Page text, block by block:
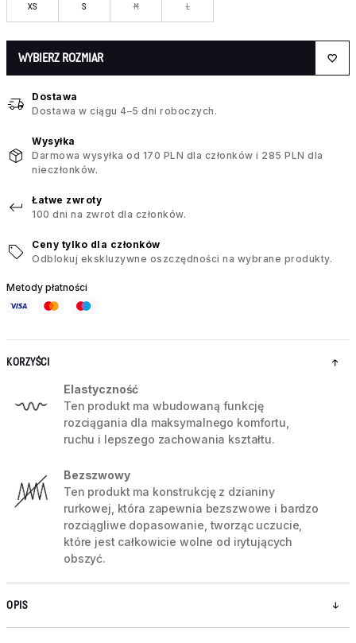
XS S M L
WYBIERZ ROZMIAR
Dostawa
Dostawa w ciągu 4–5 dni roboczych.
Wysyłka
Darmowa wysyłka od 170 PLN dla członków i 285 PLN dla
nieczłonków.
Łatwe zwroty
100 dni na zwrot dla członków.
Ceny tylko dla członków
Odblokuj ekskluzywne oszczędności na wybrane produkty.
Metody płatności
KORZYŚCI
Elastyczność
Ten produkt ma wbudowaną funkcję
rozciągania dla maksymalnego komfortu,
ruchu i lepszego zachowania kształtu.
Bezszwowy
Ten produkt ma konstrukcję z dzianiny
rurkowej, która zapewnia bezszwowe i bardzo
rozciągliwe dopasowanie, tworząc uczucie,
które jest całkowicie wolne od irytujących
obszyć.
OPIS